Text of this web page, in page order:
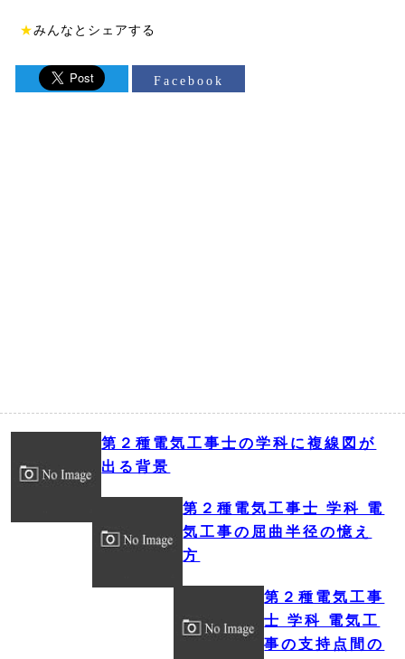
★みんなとシェアする
Facebook
第２種電気工事士の学科に複線図が
出る背景
第２種電気工事士 学科 電
気工事の屈曲半径の憶え
方
第２種電気工事
士 学科 電気工
事の支持点間の